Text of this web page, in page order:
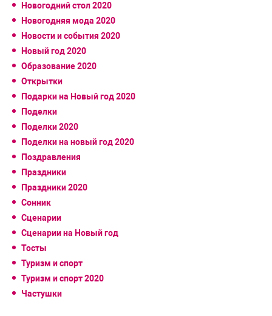
Новогодний стол 2020
Новогодняя мода 2020
Новости и события 2020
Новый год 2020
Образование 2020
Открытки
Подарки на Новый год 2020
Поделки
Поделки 2020
Поделки на новый год 2020
Поздравления
Праздники
Праздники 2020
Сонник
Сценарии
Сценарии на Новый год
Тосты
Туризм и спорт
Туризм и спорт 2020
Частушки